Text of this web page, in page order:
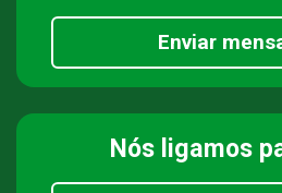
Enviar
Nós ligamos